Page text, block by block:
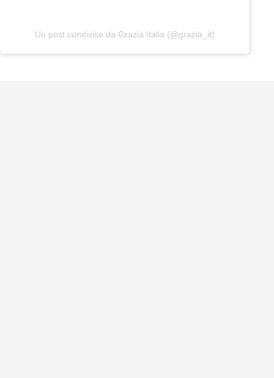
Un post condiviso da Grazia Italia (@grazia_it)